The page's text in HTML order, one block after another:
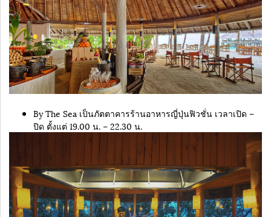
By The Sea เป็นภัตตาคารร้านอาหารญี่ปุ่นฟิวชั่น เวลาเปิด –
ปิด ตั้งแต่ 19.00 น. – 22.30 น.